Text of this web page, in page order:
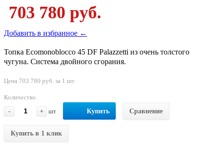
703 780 руб.
Добавить в избранное ←
Топка Ecomonoblocco 45 DF Palazzetti из очень толстого
чугуна. Система двойного сгорания.
Цена 703 780 руб. за 1 шт
Количество
-
+ шт Купить Сравнение
Купить в 1 клик